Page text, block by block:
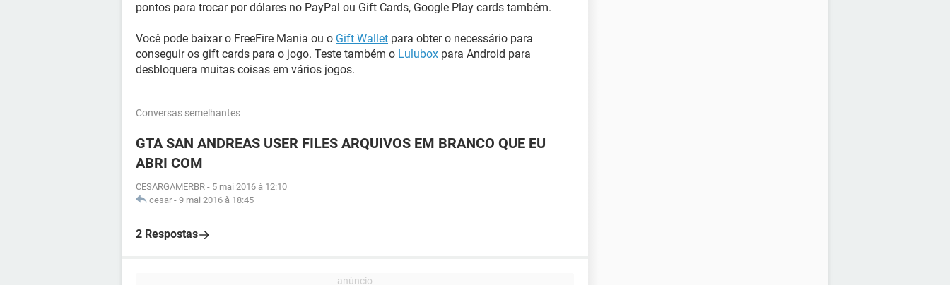
pontos para trocar por dólares no PayPal ou Gift Cards, Google Play cards também.
Você pode baixar o FreeFire Mania ou o Gift Wallet para obter o necessário para
conseguir os gift cards para o jogo. Teste também o Lulubox para Android para
desbloquera muitas coisas em vários jogos.
Conversas semelhantes
GTA SAN ANDREAS USER FILES ARQUIVOS EM BRANCO QUE EU
ABRI COM
CESARGAMERBR - 5 mai 2016 à 12:10
cesar - 9 mai 2016 à 18:45
2 Respostas